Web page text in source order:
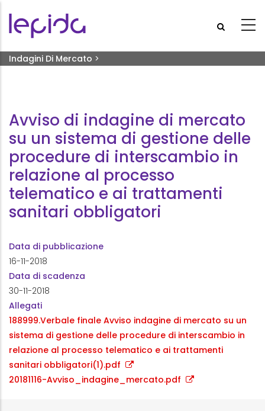
Briciole di pane
Indagini Di Mercato >
Avviso di indagine di mercato
su un sistema di gestione delle
procedure di interscambio in
relazione al processo
telematico e ai trattamenti
sanitari obbligatori
Data di pubblicazione
16-11-2018
Data di scadenza
30-11-2018
Allegati
188999.Verbale finale Avviso indagine di mercato su un
sistema di gestione delle procedure di interscambio in
relazione al processo telematico e ai trattamenti
sanitari obbligatori(1).pdf
20181116-Avviso_indagine_mercato.pdf